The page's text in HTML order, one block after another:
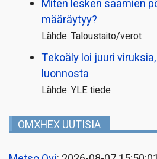
Miten lesken saamien
määräytyy?
Lähde: Taloustaito/verot
Tekoäly loi juuri
luonnosta
Lähde: YLE tiede
OMXHEX UUTISIA